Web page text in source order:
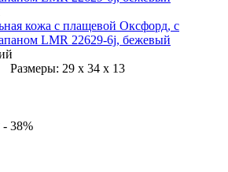
кожа с плащевой Оксфорд, с
LMR 22629-6j, бежевый
Размеры: 29 x 34 x 13
- 38%